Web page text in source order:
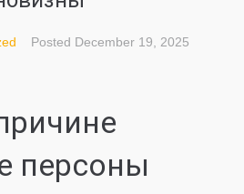
Posted December 19, 2025
персоны